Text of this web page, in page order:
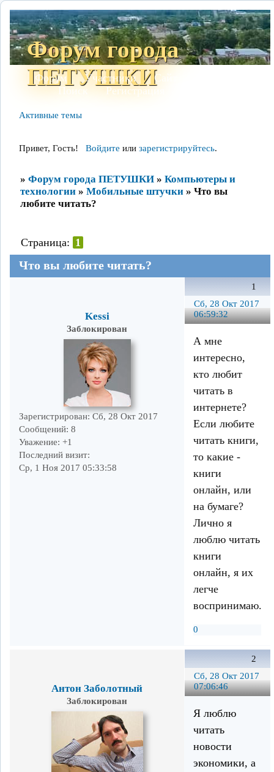
Форум города
ПЕТУШКИ
Форум Участники Сайт
Поиск
Регистрация
Активные темы
Привет, Гость! Войдите или зарегистрируйтесь.
» Форум города ПЕТУШКИ » Компьютеры и
технологии » Мобильные штучки » Что вы
любите читать?
Что вы любите читать?
Страница: 1
1
Сб, 28 Окт 2017
06:59:32
Kessi
Заблокирован
Зарегистрирован: Сб, 28 Окт 2017
Сообщений: 8
Уважение: +1
Последний визит:
Ср, 1 Ноя 2017 05:33:58
А мне
интересно,
кто любит
читать в
интернете?
Если любите
читать книги,
то какие -
книги
онлайн, или
на бумаге?
Лично я
люблю читать
книги
онлайн, я их
легче
воспринимаю.
0
2
Сб, 28 Окт 2017
07:06:46
Антон Заболотный
Заблокирован
Я люблю
читать
новости
экономики, а